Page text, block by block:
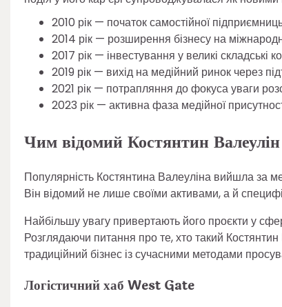
2010 рік — початок самостійної
2014 рік — розширення бізнесу на
2017 рік — інвестування у великі
2019 рік — вихід на медійний ринок через
2021 рік — потрапляння до фокуса уваги
2023 рік — активна фаза медійної
Чим відомий Костянтин Валеулін
Популярність Костянтина Валеуліна вийшла за
Він відомий не лише своїми активами, а й
Найбільшу увагу привертають його проєкти у
Розглядаючи питання про те, хто такий
традиційний бізнес із сучасними методами
Логістичний хаб West Gate